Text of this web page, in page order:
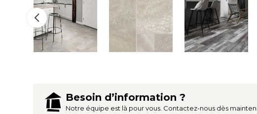
Besoin d’information ?
Notre équipe est là pour vous. Contactez-nous dès